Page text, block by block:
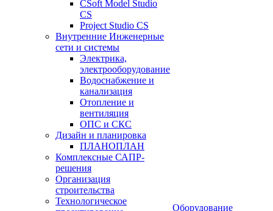
CSoft Model Studio
CS
Project Studio CS
Внутренние Инженерные
сети и системы
Электрика,
электрооборудование
Водоснабжение и
канализация
Отопление и
вентиляция
ОПС и СКС
Дизайн и планировка
ПЛАНОПЛАН
Комплексные САПР-
решения
Организация
строительства
Технологическое
Оборудование